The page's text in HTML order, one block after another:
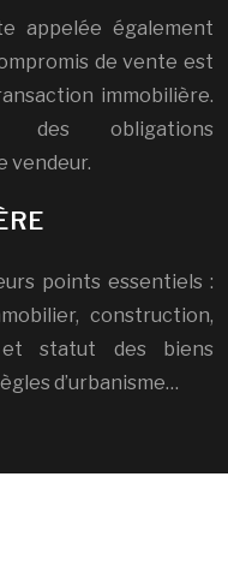
appelée également
de vente est
immobilière.
des obligations
vendeur.
points essentiels :
construction,
statut des biens
d’urbanisme…